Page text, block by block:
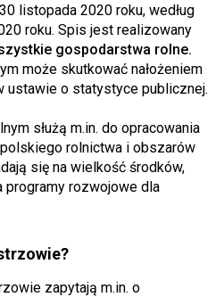
listopada 2020 roku, według
roku. Spis jest realizowany
gospodarstwa rolne.
może skutkować nałożeniem
ustawie o statystyce publicznej.
służą m.in. do opracowania
rolnictwa i obszarów
się na wielkość środków,
programy rozwojowe dla
zapytają m.in. o